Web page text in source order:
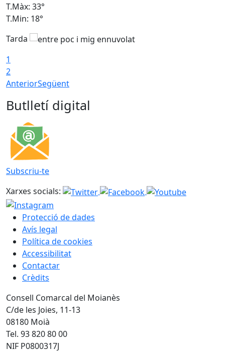
T.Màx: 33°
T.Min: 18°
Tarda
1
2
AnteriorSegüent
Butlletí digital
Subscriu-te
Xarxes socials:
Protecció de dades
Avís legal
Política de cookies
Accessibilitat
Contactar
Crèdits
Consell Comarcal del Moianès
C/de les Joies, 11-13
08180 Moià
Tel. 93 820 80 00
NIF P0800317J